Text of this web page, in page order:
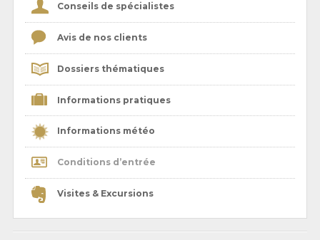
Conseils de spécialistes
Avis de nos clients
Dossiers thématiques
Informations pratiques
Informations météo
Conditions d’entrée
Visites & Excursions